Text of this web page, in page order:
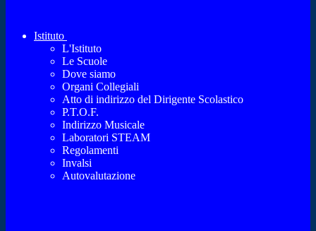
Istituto
L'Istituto
Le Scuole
Dove siamo
Organi Collegiali
Atto di indirizzo del Dirigente Scolastico
P.T.O.F.
Indirizzo Musicale
Laboratori STEAM
Regolamenti
Invalsi
Autovalutazione